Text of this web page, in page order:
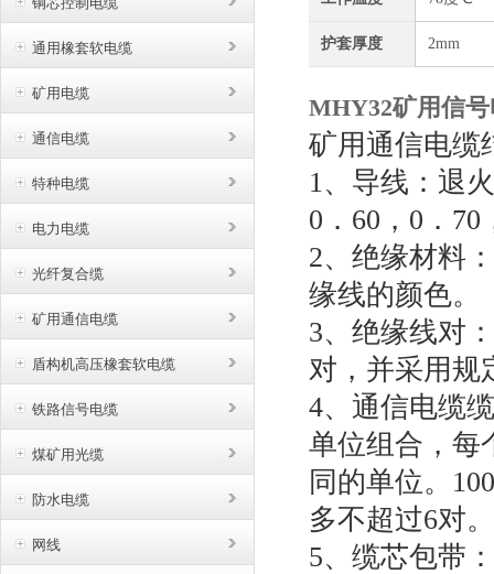
通用橡套软电缆
矿用电缆
通信电缆
特种电缆
电力电缆
光纤复合缆
矿用通信电缆
盾构机高压橡套软电缆
铁路信号电缆
煤矿用光缆
防水电缆
网线
护套厚度 2mm
MHY32矿用信
矿用通信电缆
1、导线：退
0．60，0．70
2、绝缘材料
缘线的颜色。
3、绝缘线对
对，并采用规
4、通信电缆
单位组合，每
同的单位。
多不超过6对
5、缆芯包带